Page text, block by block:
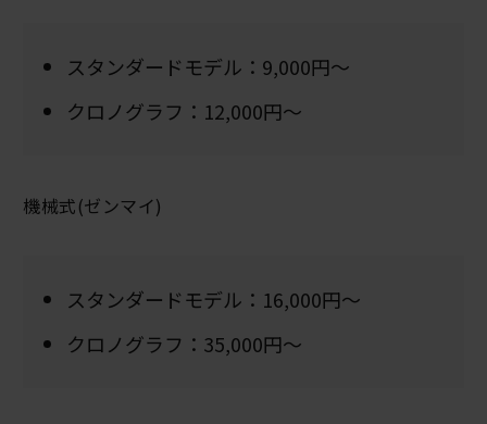
スタンダードモデル：9,000円～
クロノグラフ：12,000円～
機械式(ゼンマイ)
スタンダードモデル：16,000円～
クロノグラフ：35,000円～